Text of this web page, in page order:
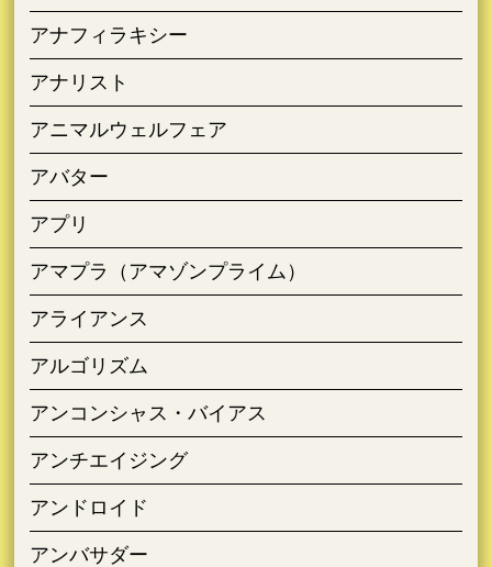
アナフィラキシー
アナリスト
アニマルウェルフェア
アバター
アプリ
アマプラ（アマゾンプライム）
アライアンス
アルゴリズム
アンコンシャス・バイアス
アンチエイジング
アンドロイド
アンバサダー